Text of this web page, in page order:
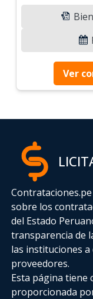
Bien
Ver
sobre los
del Estado
transparencia de
las instituciones
proveedores.
Esta página tiene
proporcionada por